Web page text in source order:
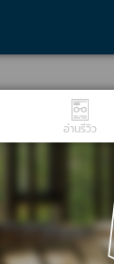
อ่านรีวิว